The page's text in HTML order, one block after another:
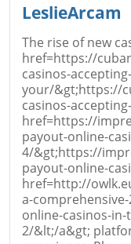
Email
Коментар*
LeslieArcam
The rise of new
href=https://
casinos-
your/&gt;https://
casinos-
href=https://
payout-online-
4/&gt;https://
payout-online-
href=http://
a-
online-casinos-
2/&lt;/a&gt;